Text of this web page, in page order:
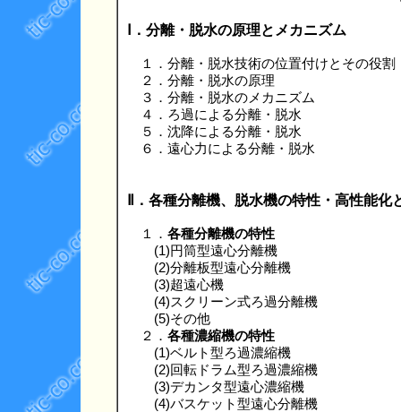
Ⅰ．分離・脱水の原理とメカニズム
１．分離・脱水技術の位置付けとその役割
２．分離・脱水の原理
３．分離・脱水のメカニズム
４．ろ過による分離・脱水
５．沈降による分離・脱水
６．遠心力による分離・脱水
Ⅱ．各種分離機、脱水機の特性・高性能化
１． 各種分離機の特性
(1)円筒型遠心分離機
(2)分離板型遠心分離機
(3)超遠心機
(4)スクリーン式ろ過分離機
(5)その他
２． 各種濃縮機の特性
(1)ベルト型ろ過濃縮機
(2)回転ドラム型ろ過濃縮機
(3)デカンタ型遠心濃縮機
(4)バスケット型遠心分離機